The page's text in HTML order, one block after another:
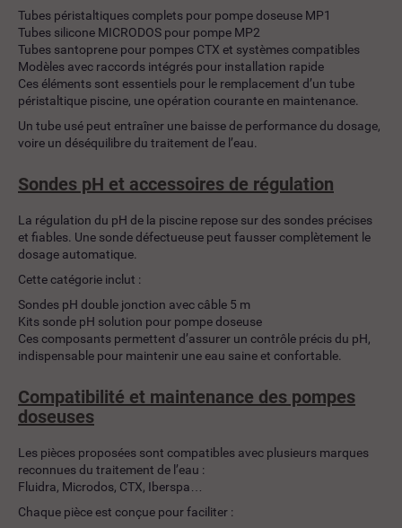
Tubes péristaltiques complets pour pompe doseuse MP1
Tubes silicone MICRODOS pour pompe MP2
Tubes santoprene pour pompes CTX et systèmes compatibles
Modèles avec raccords intégrés pour installation rapide
Ces éléments sont essentiels pour le remplacement d’un tube
péristaltique piscine, une opération courante en maintenance.
Un tube usé peut entraîner une baisse de performance du dosage,
voire un déséquilibre du traitement de l’eau.
Sondes pH et accessoires de régulation
La régulation du pH de la piscine repose sur des sondes précises
et fiables. Une sonde défectueuse peut fausser complètement le
dosage automatique.
Cette catégorie inclut :
Sondes pH double jonction avec câble 5 m
Kits sonde pH solution pour pompe doseuse
Ces composants permettent d’assurer un contrôle précis du pH,
indispensable pour maintenir une eau saine et confortable.
Compatibilité et maintenance des pompes
doseuses
Les pièces proposées sont compatibles avec plusieurs marques
reconnues du traitement de l’eau :
Fluidra, Microdos, CTX, Iberspa…
Chaque pièce est conçue pour faciliter :